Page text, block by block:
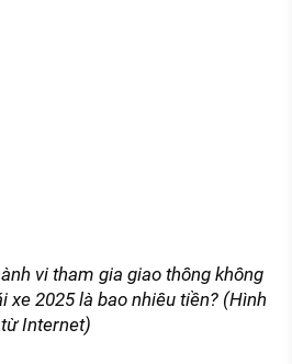
vi tham gia giao thông không
xe 2025 là bao nhiêu tiền? (Hình
từ Internet)